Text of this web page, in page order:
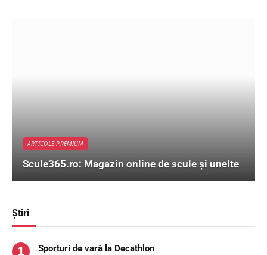
ARTICOLE PREMIUM
Scule365.ro: Magazin online de scule și unelte
Știri
Sporturi de vară la Decathlon